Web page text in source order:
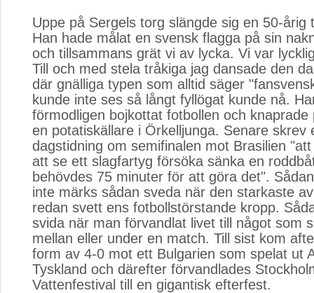
Uppe på Sergels torg slängde sig en 50-årig
Han hade målat en svensk flagga på sin
och tillsammans grät vi av lycka. Vi var
Till och med stela tråkiga jag dansade den
där gnälliga typen som alltid säger
kunde inte ses så långt fyllögat kunde nå.
förmodligen bojkottat fotbollen och knaprade
en potatiskällare i Örkelljunga. Senare skrev
dagstidning om semifinalen mot Brasilien
att se ett slagfartyg försöka sänka en
behövdes 75 minuter för att göra det".
inte märks sådan sveda när den starkaste
redan svett ens fotbollstörstande kropp.
svida när man förvandlat livet till något som
mellan eller under en match. Till sist kom
form av 4-0 mot ett Bulgarien som spelat ut
Tyskland och därefter förvandlades
Vattenfestival till en gigantisk efterfest.